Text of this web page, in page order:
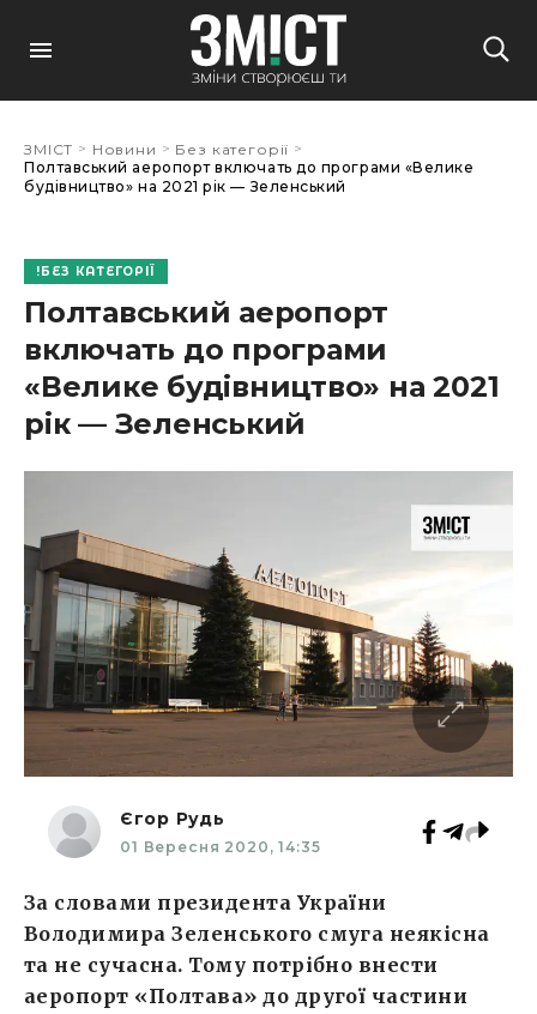
ЗМІСТ > Новини > Без категорії >
Полтавський аеропорт включать до програми «Велике
будівництво» на 2021 рік — Зеленський
БЕЗ КАТЕГОРІЇ
Полтавський аеропорт
включать до програми
«Велике будівництво» на 2021
рік — Зеленський
Єгор Рудь
01 Вересня 2020, 14:35
За словами президента України
Володимира Зеленського смуга неякісна
та не сучасна. Тому потрібно внести
аеропорт «Полтава» до другої частини